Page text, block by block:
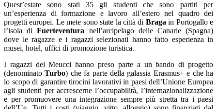
Quest’estate sono stati 35 gli studenti che sono partiti per
un’esperienza di formazione e lavoro all’estero nel quadro dei
progetti europei. Le mete sono state la città di Braga in Portogallo e
l’isola diFuerteventura nell’arcipelago delle Canarie (Spagna)
dove le ragazze e i ragazzi selezionati hanno fatto esperienza in
musei, hotel, uffici di promozione turistica.
I ragazzi del Meucci hanno preso parte a un bando di progetto
(denominatoTurbo) che fa parte della galassia Erasmus+ e che ha
lo scopo di garantire tirocini lavorativi in paesi dell’Unione Europea
agli studenti per accrescerne l’occupabilità, l’internazionalizzazione
e per promuovere una integrazione sempre più stretta tra i paesi